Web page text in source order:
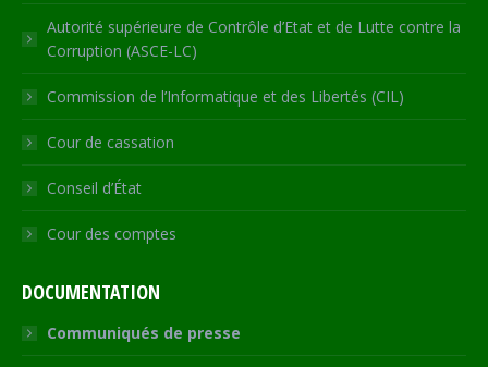
Autorité supérieure de Contrôle d’Etat et de Lutte contre la
Corruption (ASCE-LC)
Commission de l’Informatique et des Libertés (CIL)
Cour de cassation
Conseil d’État
Cour des comptes
DOCUMENTATION
Communiqués de presse